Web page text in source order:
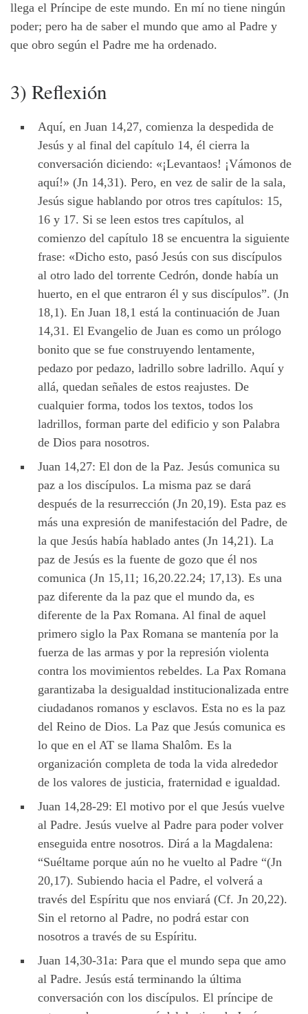
llega el Príncipe de este mundo. En mí no tiene ningún
poder; pero ha de saber el mundo que amo al Padre y
que obro según el Padre me ha ordenado.
3) Reflexión
Aquí, en Juan 14,27, comienza la despedida de
Jesús y al final del capítulo 14, él cierra la
conversación diciendo: «¡Levantaos! ¡Vámonos de
aquí!» (Jn 14,31). Pero, en vez de salir de la sala,
Jesús sigue hablando por otros tres capítulos: 15,
16 y 17. Si se leen estos tres capítulos, al
comienzo del capítulo 18 se encuentra la siguiente
frase: «Dicho esto, pasó Jesús con sus discípulos
al otro lado del torrente Cedrón, donde había un
huerto, en el que entraron él y sus discípulos”. (Jn
18,1). En Juan 18,1 está la continuación de Juan
14,31. El Evangelio de Juan es como un prólogo
bonito que se fue construyendo lentamente,
pedazo por pedazo, ladrillo sobre ladrillo. Aquí y
allá, quedan señales de estos reajustes. De
cualquier forma, todos los textos, todos los
ladrillos, forman parte del edificio y son Palabra
de Dios para nosotros.
Juan 14,27: El don de la Paz. Jesús comunica su
paz a los discípulos. La misma paz se dará
después de la resurrección (Jn 20,19). Esta paz es
más una expresión de manifestación del Padre, de
la que Jesús había hablado antes (Jn 14,21). La
paz de Jesús es la fuente de gozo que él nos
comunica (Jn 15,11; 16,20.22.24; 17,13). Es una
paz diferente da la paz que el mundo da, es
diferente de la Pax Romana. Al final de aquel
primero siglo la Pax Romana se mantenía por la
fuerza de las armas y por la represión violenta
contra los movimientos rebeldes. La Pax Romana
garantizaba la desigualdad institucionalizada entre
ciudadanos romanos y esclavos. Esta no es la paz
del Reino de Dios. La Paz que Jesús comunica es
lo que en el AT se llama Shalôm. Es la
organización completa de toda la vida alrededor
de los valores de justicia, fraternidad e igualdad.
Juan 14,28-29: El motivo por el que Jesús vuelve
al Padre. Jesús vuelve al Padre para poder volver
enseguida entre nosotros. Dirá a la Magdalena:
“Suéltame porque aún no he vuelto al Padre “(Jn
20,17). Subiendo hacia el Padre, el volverá a
través del Espíritu que nos enviará (Cf. Jn 20,22).
Sin el retorno al Padre, no podrá estar con
nosotros a través de su Espíritu.
Juan 14,30-31a: Para que el mundo sepa que amo
al Padre. Jesús está terminando la última
conversación con los discípulos. El príncipe de